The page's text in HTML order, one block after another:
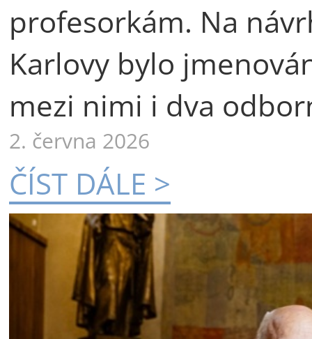
profesorkám. Na
Karlovy bylo
mezi nimi i dva
2. června 2026
ČÍST DÁLE >